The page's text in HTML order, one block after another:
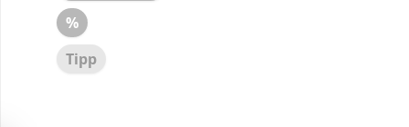
%Rabatt
Tipp